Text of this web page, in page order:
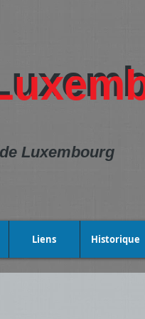
Luxembourg
Liens Historique